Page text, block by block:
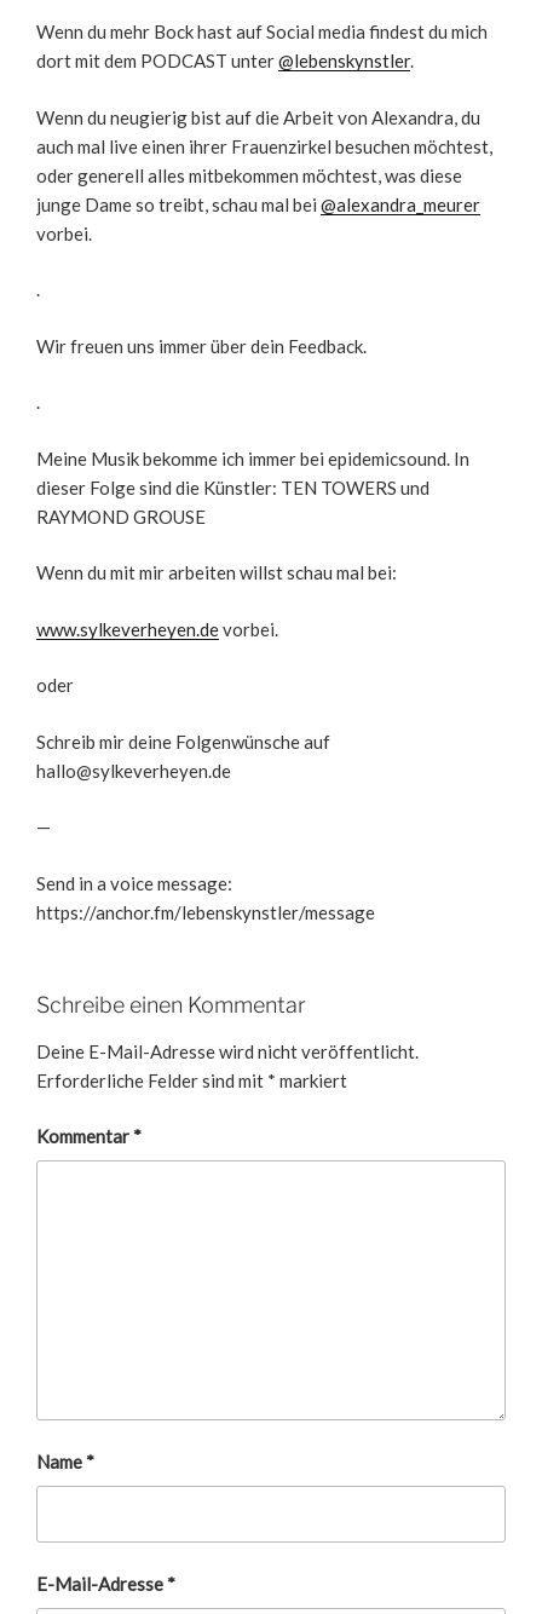
Wenn du mehr Bock hast auf Social media findest du mich
dort mit dem PODCAST unter@lebenskynstler.
Wenn du neugierig bist auf die Arbeit von Alexandra, du
auch mal live einen ihrer Frauenzirkel besuchen möchtest,
oder generell alles mitbekommen möchtest, was diese
junge Dame so treibt, schau mal bei @alexandra_meurer
vorbei.
.
Wir freuen uns immer über dein Feedback.
.
Meine Musik bekomme ich immer bei epidemicsound. In
dieser Folge sind die Künstler: TEN TOWERS und
RAYMOND GROUSE
Wenn du mit mir arbeiten willst schau mal bei:
www.sylkeverheyen.devorbei.
oder
Schreib mir deine Folgenwünsche auf
hallo@sylkeverheyen.de
—
Send in a voice message:
https://anchor.fm/lebenskynstler/message
Schreibe einen Kommentar
Deine E-Mail-Adresse wird nicht veröffentlicht.
Erforderliche Felder sind mit * markiert
Kommentar*
Name*
E-Mail-Adresse*